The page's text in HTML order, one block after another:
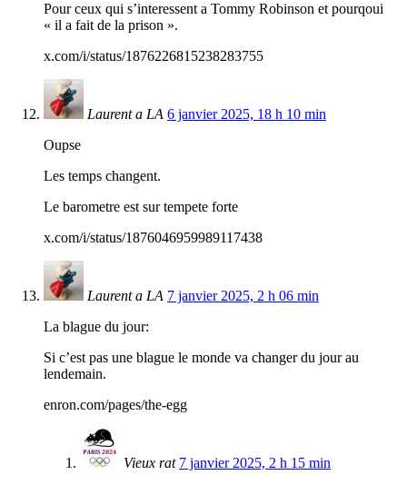
Pour ceux qui s’interessent a Tommy Robinson et pourqoui
« il a fait de la prison ».
x.com/i/status/1876226815238283755
Laurent a LA 6 janvier 2025, 18 h 10 min
Oupse
Les temps changent.
Le barometre est sur tempete forte
x.com/i/status/1876046959989117438
Laurent a LA 7 janvier 2025, 2 h 06 min
La blague du jour:
Si c’est pas une blague le monde va changer du jour au
lendemain.
enron.com/pages/the-egg
Vieux rat 7 janvier 2025, 2 h 15 min